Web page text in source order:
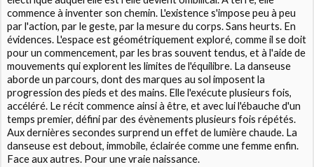
commence à inventer son chemin. L'existence s'impose peu à peu
par l'action, par le geste, par la mesure du corps. Sans heurts. En
évidences. L'espace est géométriquement exploré, comme il se doit
pour un commencement, par les bras souvent tendus, et à l'aide de
mouvements qui explorent les limites de l'équilibre. La danseuse
aborde un parcours, dont des marques au sol imposent la
progression des pieds et des mains. Elle l'exécute plusieurs fois,
accéléré. Le récit commence ainsi à être, et avec lui l'ébauche d'un
temps premier, défini par des évènements plusieurs fois répétés.
Aux dernières secondes surprend un effet de lumière chaude. La
danseuse est debout, immobile, éclairée comme une femme enfin.
Face aux autres. Pour une vraie naissance.